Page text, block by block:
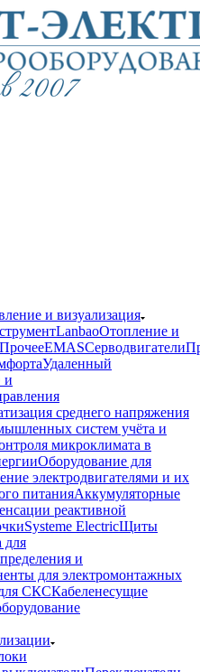
и визуализация
LanbaoОтопление и
ПрочееEMASCерводвигатели
Удаленный
и
среднего напряжения
систем учёта и
микроклимата в
Оборудование для
электродвигателями и их
питанияАккумуляторные
реактивной
Systeme ElectricЩиты
для
и
для электромонтажных
СКСКабеленесущие